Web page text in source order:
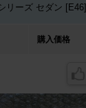
リーズ セダン [E46]
購入価格